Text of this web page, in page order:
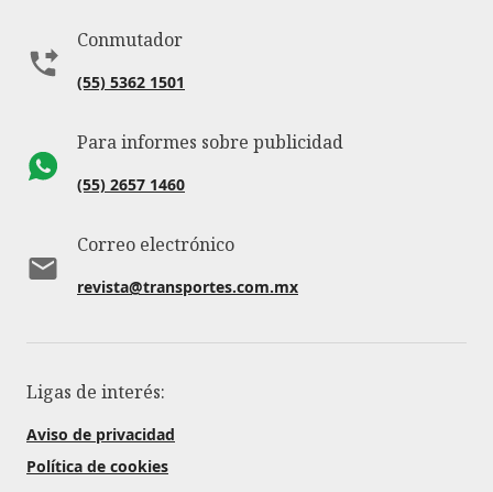
Conmutador
(55) 5362 1501
Para informes sobre publicidad
(55) 2657 1460
Correo electrónico
revista@transportes.com.mx
Ligas de interés:
Aviso de privacidad
Política de cookies